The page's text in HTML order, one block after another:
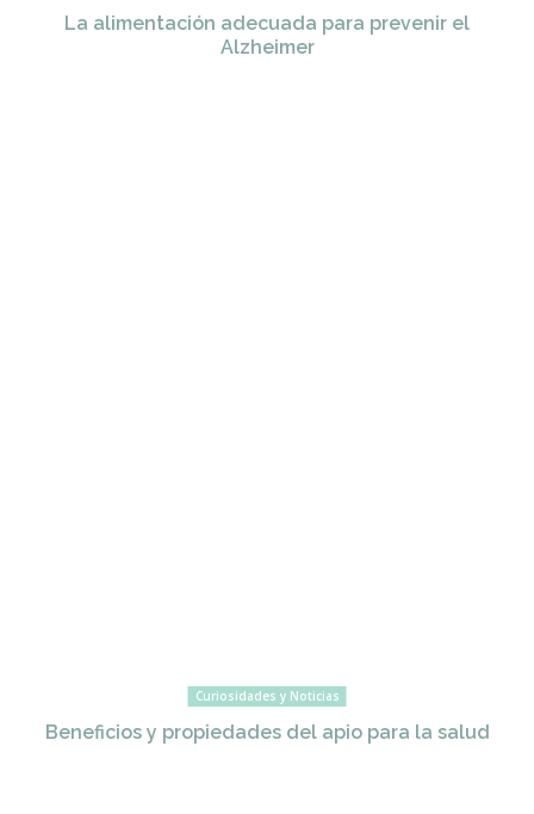
La alimentación adecuada para prevenir el
Alzheimer
Curiosidades y Noticias
Beneficios y propiedades del apio para la salud